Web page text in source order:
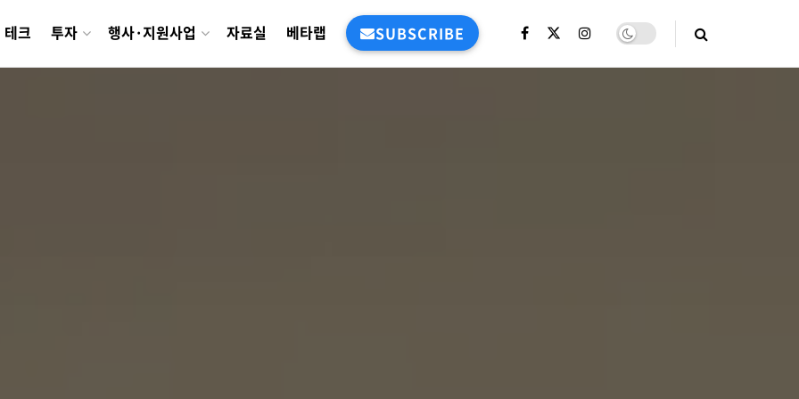
테크 투자 행사·지원사업 자료실 베타랩 SUBSCRIBE